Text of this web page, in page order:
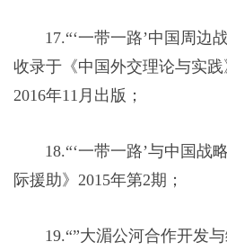
17.“‘一带一路’中国周边
收录于《中国外交理论与实
2016年11月出版；
18.“‘一带一路’与中国战
际援助》2015年第2期；
19.“”大湄公河合作开发